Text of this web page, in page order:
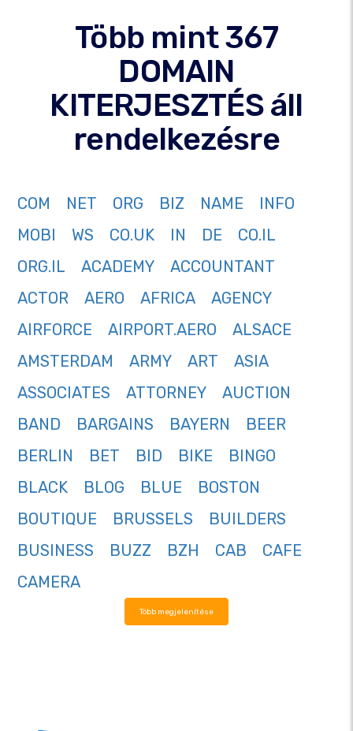
Több mint 367
DOMAIN
KITERJESZTÉS áll
rendelkezésre
COM NET ORG BIZ NAME
INFO
MOBI
WS CO.UK IN DE
CO.IL
ORG.IL
ACADEMY
ACCOUNTANT
ACTOR
AERO AFRICA
AGENCY
AIRFORCE
AIRPORT.AERO
ALSACE
AMSTERDAM
ARMY ART
ASIA
ASSOCIATES
ATTORNEY
AUCTION
BAND
BARGAINS BAYERN
BEER
BERLIN
BET BID BIKE
BINGO
BLACK
BLOG BLUE
BOSTON
BOUTIQUE
BRUSSELS
BUILDERS
BUSINESS
BUZZ BZH CAB
CAFE
CAMERA
Több megjelenítése